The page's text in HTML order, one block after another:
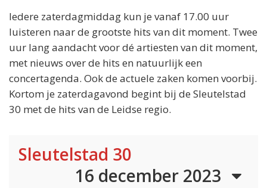
Iedere zaterdagmiddag kun je vanaf 17.00 uur
luisteren naar de grootste hits van dit moment. Twee
uur lang aandacht voor dé artiesten van dit moment,
met nieuws over de hits en natuurlijk een
concertagenda. Ook de actuele zaken komen voorbij.
Kortom je zaterdagavond begint bij de Sleutelstad
30 met de hits van de Leidse regio.
Sleutelstad 30
16 december 2023